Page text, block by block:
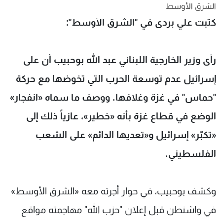
الشرق الأوسط
كتبت علي بردى في "الشرق الأوسط":
رأى وزير الخارجية اللبناني عبد الله بوحبيب أن على
إسرائيل عدم توسعة الحرب التي تخوضها مع حركة
"حماس" في غزة وغلافها. ووصف ما سماه «انفجار»
الوضع في قطاع غزة بأنه «خطير»، عازياً ذلك إلى
«تكبّر» إسرائيل و«تعديها الدائم» على الشعب
الفلسطيني.
وكشف بوحبيب، في حوار أجرته معه «الشرق الأوسط»
في واشنطن قبل إعلان "حزب الله" مهاجمته مواقع
شاهد البرامج
الترددات
عن MTV
الإنـتـاج
لاعلاناتكم
تواصل معنا
شروط الإسـتخدام
سياسة الخصوصية